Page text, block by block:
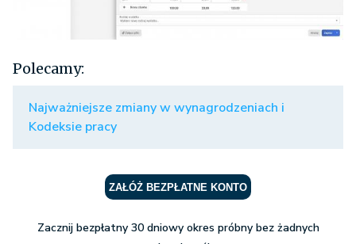
Polecamy:
Najważniejsze zmiany w wynagrodzeniach i
Kodeksie pracy
ZAŁÓŻ BEZPŁATNE KONTO
Zacznij bezpłatny 30 dniowy okres próbny bez żadnych